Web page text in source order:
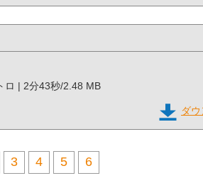
ロ | 2分43秒/2.48 MB
ダ
3 4 5 6